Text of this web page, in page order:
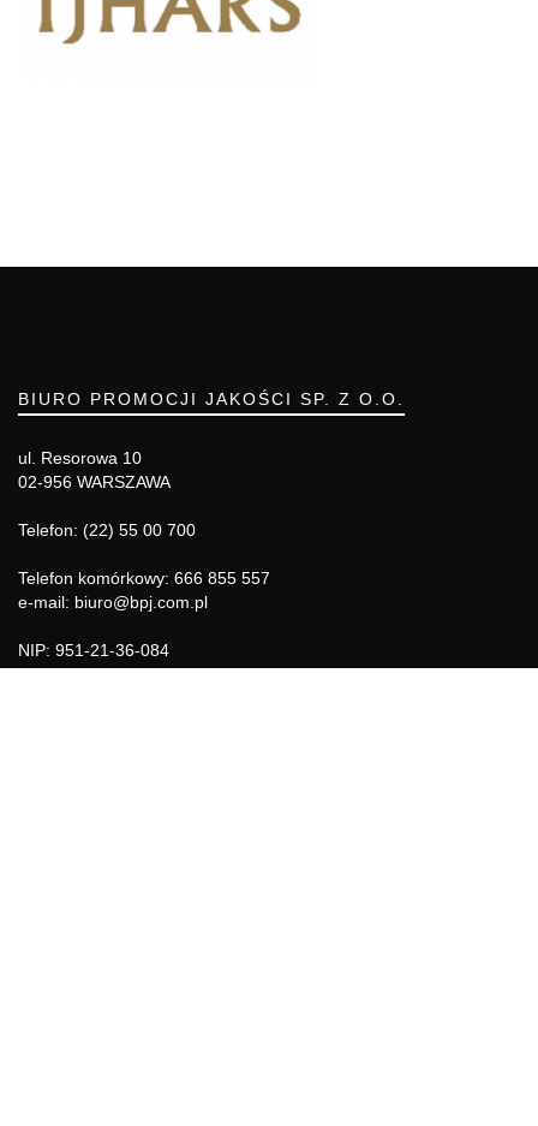
BIURO PROMOCJI JAKOŚCI SP. Z O.O.
ul. Resorowa 10
02-956 WARSZAWA
Telefon: (22) 55 00 700
Telefon komórkowy: 666 855 557
e-mail: biuro@bpj.com.pl
NIP: 951-21-36-084
REGON: 015897725